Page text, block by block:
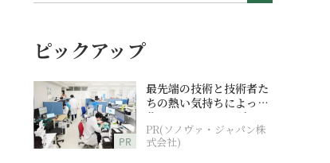
ピックアップ
PR
最先端の技術と技術者た
ちの熱い気持ちによって
作られているオーダーメ
イド補聴器
PR(ソノヴァ・ジャパン株
式会社)